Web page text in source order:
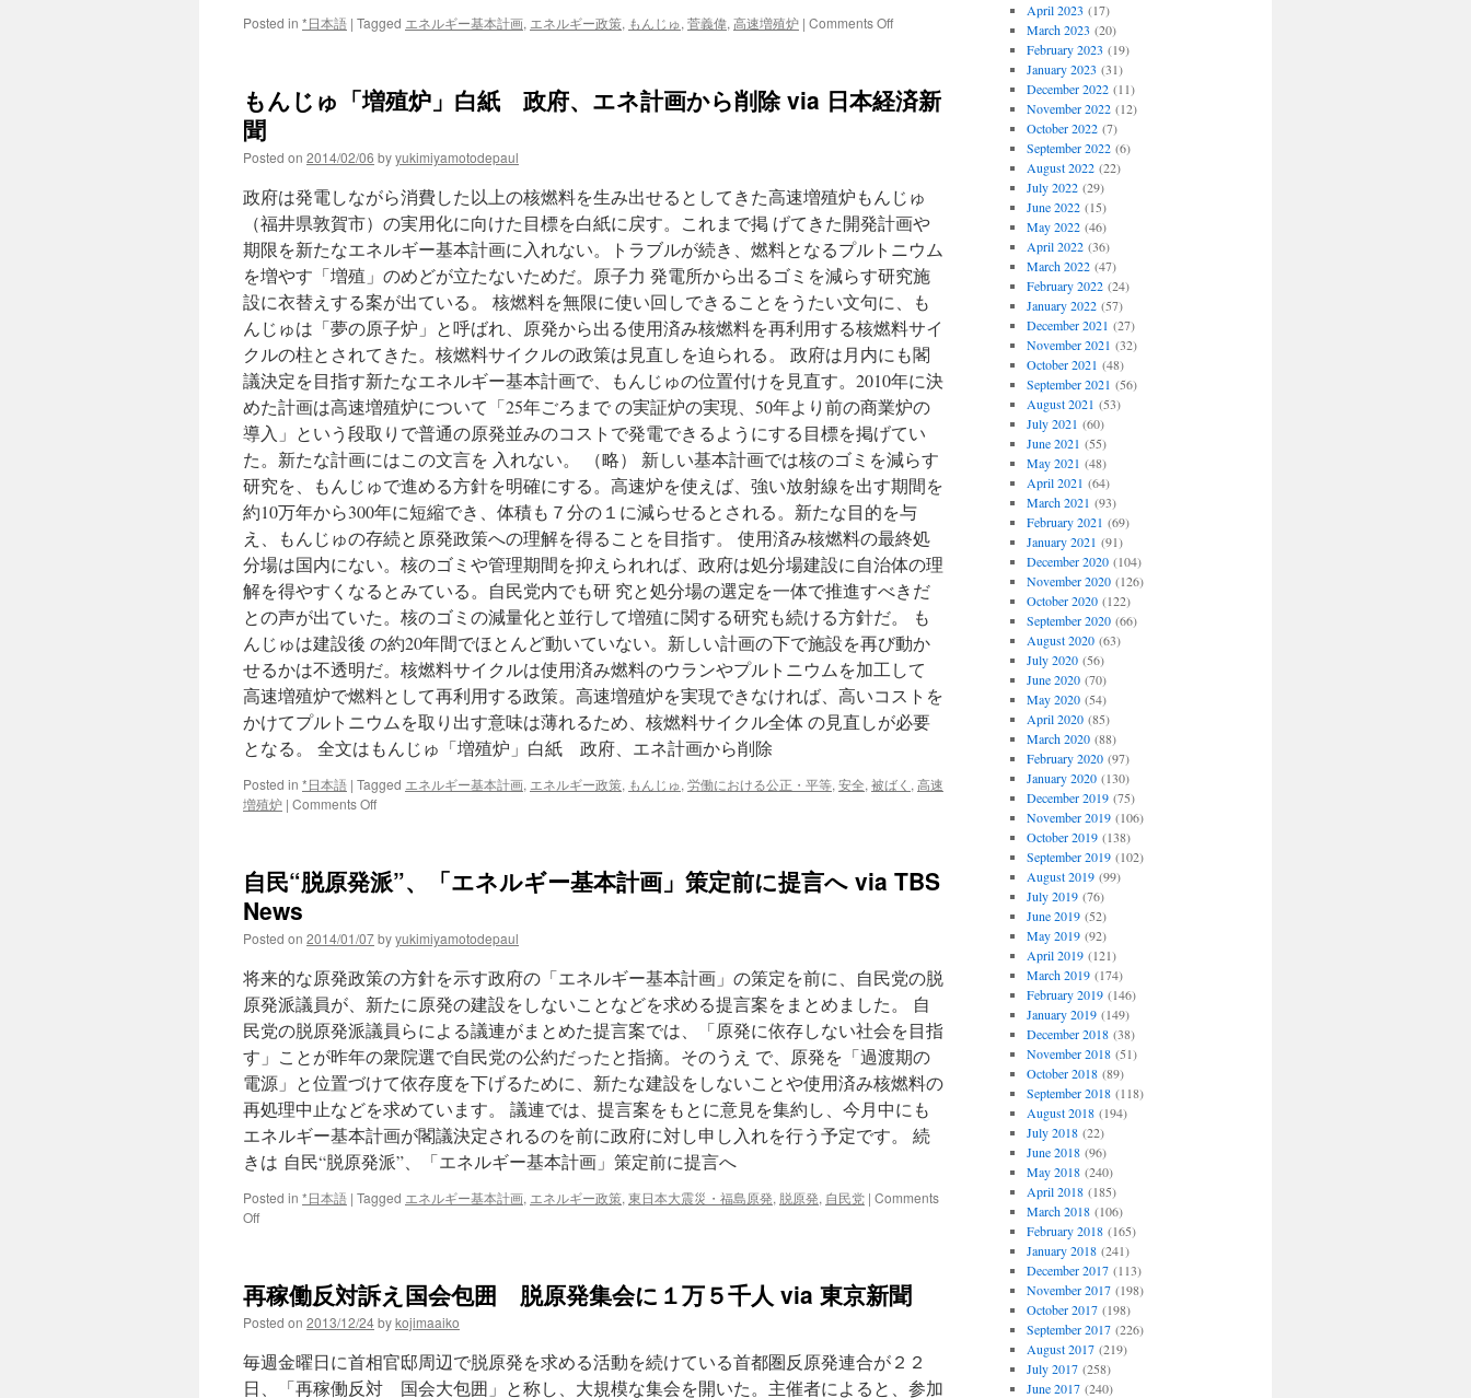
Posted in *日本語 | Tagged エネルギー基本計画, エネルギー政策, もんじゅ, 菅義偉, 高速増殖炉 | Comments Offon
ゅ」
向
性
決
め
た
事
実
は
全
く
な
い
＝
菅
官
房
長
官
via
ロ
タ
ー
もんじゅ「増殖炉」白紙 政府、エネ計画から削除 via 日本経済新
聞
Posted on 2014/02/06 byyukimiyamotodepaul
政府は発電しながら消費した以上の核燃料を生み出せるとしてきた高速増殖炉もんじゅ
（福井県敦賀市）の実用化に向けた目標を白紙に戻す。これまで掲 げてきた開発計画や
期限を新たなエネルギー基本計画に入れない。トラブルが続き、燃料となるプルトニウム
を増やす「増殖」のめどが立たないためだ。原子力 発電所から出るゴミを減らす研究施
設に衣替えする案が出ている。 核燃料を無限に使い回しできることをうたい文句に、も
んじゅは「夢の原子炉」と呼ばれ、原発から出る使用済み核燃料を再利用する核燃料サイ
クルの柱とされてきた。核燃料サイクルの政策は見直しを迫られる。 政府は月内にも閣
議決定を目指す新たなエネルギー基本計画で、もんじゅの位置付けを見直す。2010年に決
めた計画は高速増殖炉について「25年ごろまで の実証炉の実現、50年より前の商業炉の
導入」という段取りで普通の原発並みのコストで発電できるようにする目標を掲げてい
た。新たな計画にはこの文言を 入れない。 （略） 新しい基本計画では核のゴミを減らす
研究を、もんじゅで進める方針を明確にする。高速炉を使えば、強い放射線を出す期間を
約10万年から300年に短縮でき、体積も７分の１に減らせるとされる。新たな目的を与
え、もんじゅの存続と原発政策への理解を得ることを目指す。 使用済み核燃料の最終処
分場は国内にない。核のゴミや管理期間を抑えられれば、政府は処分場建設に自治体の理
解を得やすくなるとみている。自民党内でも研 究と処分場の選定を一体で推進すべきだ
との声が出ていた。核のゴミの減量化と並行して増殖に関する研究も続ける方針だ。 も
んじゅは建設後 の約20年間でほとんど動いていない。新しい計画の下で施設を再び動か
せるかは不透明だ。核燃料サイクルは使用済み燃料のウランやプルトニウムを加工して
高速増殖炉で燃料として再利用する政策。高速増殖炉を実現できなければ、高いコストを
かけてプルトニウムを取り出す意味は薄れるため、核燃料サイクル全体 の見直しが必要
となる。 全文はもんじゅ「増殖炉」白紙 政府、エネ計画から削除
Posted in *日本語 | Tagged エネルギー基本計画, エネルギー政策, もんじゅ, 労働における公正・平等, 安全, 被ばく , 高速
増殖炉 | Comments Offon
ゅ
炉」
紙
政
府、
エ
ネ
計
画
か
ら
削
除
via
新
聞
自民“脱原発派”、「エネルギー基本計画」策定前に提言へ via TBS
News
Posted on 2014/01/07byyukimiyamotodepaul
将来的な原発政策の方針を示す政府の「エネルギー基本計画」の策定を前に、自民党の脱
原発派議員が、新たに原発の建設をしないことなどを求める提言案をまとめました。 自
民党の脱原発派議員らによる議連がまとめた提言案では、「原発に依存しない社会を目指
す」ことが昨年の衆院選で自民党の公約だったと指摘。そのうえ で、原発を「過渡期の
電源」と位置づけて依存度を下げるために、新たな建設をしないことや使用済み核燃料の
再処理中止などを求めています。 議連では、提言案をもとに意見を集約し、今月中にも
エネルギー基本計画が閣議決定されるのを前に政府に対し申し入れを行う予定です。 続
きは 自民“脱原発派”、「エネルギー基本計画」策定前に提言へ
Posted in *日本語 | Tagged エネルギー基本計画, エネルギー政策, 東日本大震災・福島原発, 脱原発, 自民党 | Comments
Offon
発
派”、
「エ
ネ
ル
ギ
再稼働反対訴え国会包囲 脱原発集会に１万５千人 via 東京新聞
Posted on 2013/12/24bykojimaaiko
毎週金曜日に首相官邸周辺で脱原発を求める活動を続けている首都圏反原発連合が２２
日、「再稼働反対 国会大包囲」と称し、大規模な集会を開いた。主催者によると、参加
April 2023 (17)
March 2023 (20)
February 2023 (19)
January 2023 (31)
December 2022(11)
November 2022(12)
October 2022(7)
September 2022(6)
August 2022(22)
July 2022(29)
June 2022(15)
May 2022(46)
April 2022(36)
March 2022(47)
February 2022(24)
January 2022(57)
December 2021 (27)
November 2021 (32)
October 2021 (48)
September 2021 (56)
August 2021 (53)
July 2021 (60)
June 2021 (55)
May 2021 (48)
April 2021 (64)
March 2021 (93)
February 2021 (69)
January 2021 (91)
December 2020(104)
November 2020(126)
October 2020(122)
September 2020(66)
August 2020(63)
July 2020(56)
June 2020(70)
May 2020(54)
April 2020(85)
March 2020(88)
February 2020(97)
January 2020(130)
December 2019(75)
November 2019(106)
October 2019(138)
September 2019(102)
August 2019(99)
July 2019(76)
June 2019(52)
May 2019(92)
April 2019(121)
March 2019(174)
February 2019(146)
January 2019(149)
December 2018(38)
November 2018(51)
October 2018(89)
September 2018(118)
August 2018(194)
July 2018(22)
June 2018(96)
May 2018(240)
April 2018(185)
March 2018(106)
February 2018(165)
January 2018(241)
December 2017(113)
November 2017(198)
October 2017(198)
September 2017(226)
August 2017(219)
July 2017(258)
June 2017(240)